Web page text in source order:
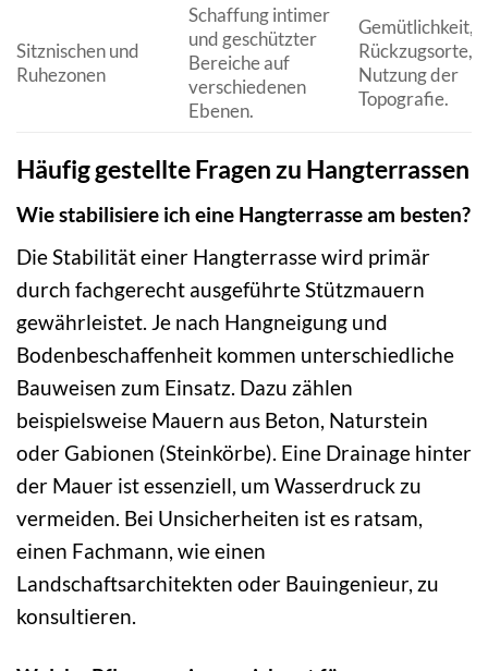
Sitznischen und
Ruhezonen
Schaffung intimer
und geschützter
Bereiche auf
verschiedenen
Ebenen.
Gemütlichkeit,
Rückzugsorte,
Nutzung der
Topografie.
Häufig gestellte Fragen zu Hangterrassen
Wie stabilisiere ich eine Hangterrasse am besten?
Die Stabilität einer Hangterrasse wird primär
durch fachgerecht ausgeführte Stützmauern
gewährleistet. Je nach Hangneigung und
Bodenbeschaffenheit kommen unterschiedliche
Bauweisen zum Einsatz. Dazu zählen
beispielsweise Mauern aus Beton, Naturstein
oder Gabionen (Steinkörbe). Eine Drainage hinter
der Mauer ist essenziell, um Wasserdruck zu
vermeiden. Bei Unsicherheiten ist es ratsam,
einen Fachmann, wie einen
Landschaftsarchitekten oder Bauingenieur, zu
konsultieren.